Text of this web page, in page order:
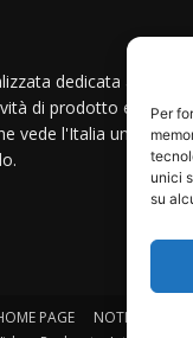
Per
unici
su
dedicata al
di prodotto e
vede l'Italia uno
PAGE NOTIZIE